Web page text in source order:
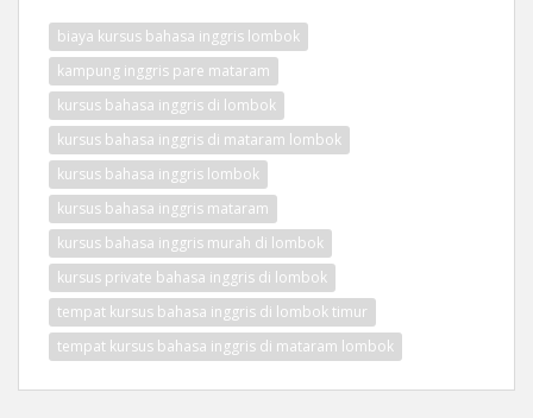
biaya kursus bahasa inggris lombok
kampung inggris pare mataram
kursus bahasa inggris di lombok
kursus bahasa inggris di mataram lombok
kursus bahasa inggris lombok
kursus bahasa inggris mataram
kursus bahasa inggris murah di lombok
kursus private bahasa inggris di lombok
tempat kursus bahasa inggris di lombok timur
tempat kursus bahasa inggris di mataram lombok